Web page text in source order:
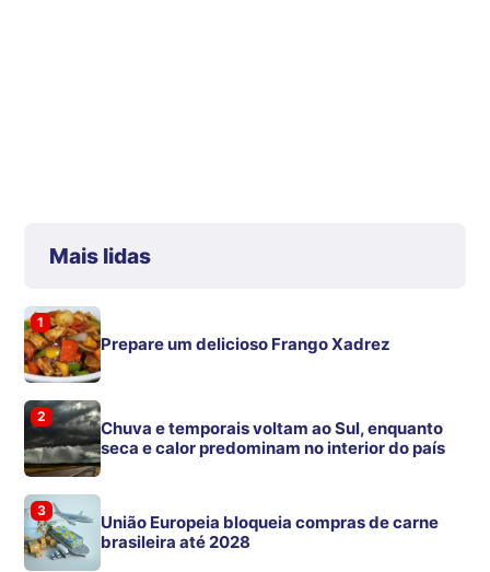
Mais lidas
1
Prepare um delicioso Frango Xadrez
2
Chuva e temporais voltam ao Sul, enquanto
seca e calor predominam no interior do país
3
União Europeia bloqueia compras de carne
brasileira até 2028